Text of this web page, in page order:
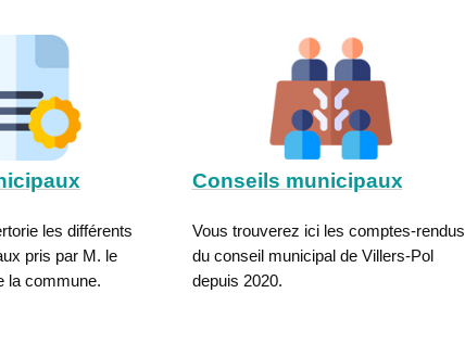
les différents
pris par M. le
la commune.
Conseils municipaux
Vous trouverez ici les comptes-rendus
du conseil municipal de Villers-Pol
depuis 2020.